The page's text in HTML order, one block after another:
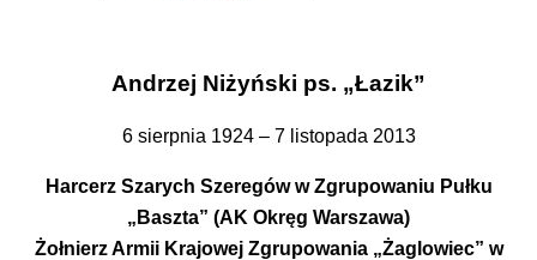
Andrzej Niżyński ps. „Łazik”
6 sierpnia 1924 – 7 listopada 2013
Harcerz Szarych Szeregów w Zgrupowaniu Pułku
„Baszta” (AK Okręg Warszawa)
Żołnierz Armii Krajowej Zgrupowania „Żaglowiec” w